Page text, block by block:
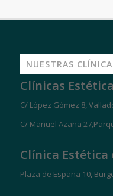
NUESTRAS
Clínicas
C/ López Gómez 8,
C/ Manuel Azaña
Clínica Estética
Plaza de España 10,